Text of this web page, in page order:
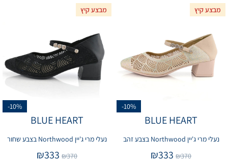
מבצע קיץ
-10%
BLUE HEART
נעלי מרי ג'יין Northwood בצבע זהב
₪370
₪333
מבצע קיץ
-10%
BLUE HEART
נעלי מרי ג'יין Northwood בצבע שחור
₪370
₪333